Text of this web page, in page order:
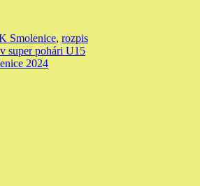
Smolenice, rozpis
super pohári U15
2024